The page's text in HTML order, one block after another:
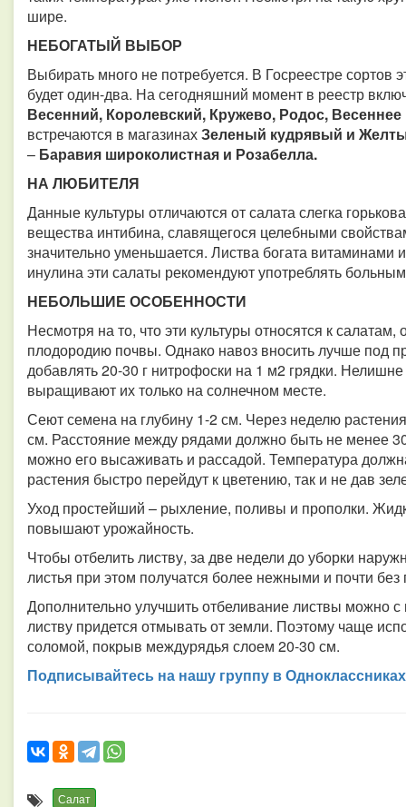
шире.
НЕБОГАТЫЙ ВЫБОР
Выбирать много не потребуется. В Госреестре сортов
будет один-два. На сегодняшний момент в реестр
Весенний, Королевский, Кружево, Родос,
встречаются в магазинахЗеленый кудрявый и
– Баравия широколистная и Розабелла.
НА ЛЮБИТЕЛЯ
Данные культуры отличаются от салата слегка
вещества интибина, славящегося целебными
значительно уменьшается. Листва богата
инулина эти салаты рекомендуют употреблять
НЕБОЛЬШИЕ ОСОБЕННОСТИ
Несмотря на то, что эти культуры относятся к
плодородию почвы. Однако навоз вносить лучше под
добавлять 20-30 г нитрофоски на 1 м2 грядки.
выращивают их только на солнечном месте.
Сеют семена на глубину 1-2 см. Через неделю
см. Расстояние между рядами должно быть не менее
можно его высаживать и рассадой. Температура
растения быстро перейдут к цветению, так и не дав
Уход простейший – рыхление, поливы и прополки.
повышают урожайность.
Чтобы отбелить листву, за две недели до уборки
листья при этом получатся более нежными и почти без
Дополнительно улучшить отбеливание листвы можно
листву придется отмывать от земли. Поэтому чаще
соломой, покрыв междурядья слоем 20-30 см.
Подписывайтесь на нашу группу в Одноклассниках
Салат